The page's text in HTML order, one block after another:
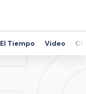
El Tiempo Video